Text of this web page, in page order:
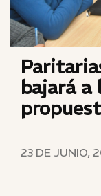
bajará a
23 DE JUNIO,